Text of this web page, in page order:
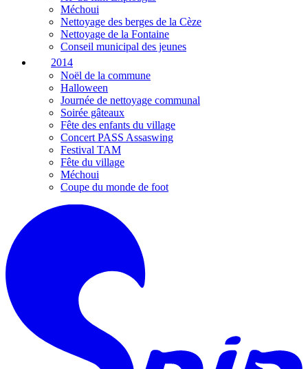
Méchoui
Nettoyage des berges de la Cèze
Nettoyage de la Fontaine
Conseil municipal des jeunes
2014
Noël de la commune
Halloween
Journée de nettoyage communal
Soirée gâteaux
Fête des enfants du village
Concert PASS Assaswing
Festival TAM
Fête du village
Méchoui
Coupe du monde de foot